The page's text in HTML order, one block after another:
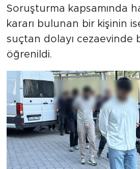
Soruşturma kapsamında
kararı bulunan bir kişinin
suçtan dolayı cezaevinde
öğrenildi.